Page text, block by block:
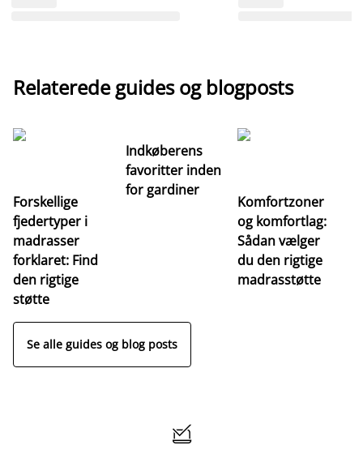
Relaterede guides og blogposts
Forskellige
fjedertyper i
madrasser
forklaret: Find
den rigtige
støtte
Indkøberens
favoritter inden
for gardiner
Komfortzoner
og komfortlag:
Sådan vælger
du den rigtige
madrasstøtte
Se alle guides og blog posts
